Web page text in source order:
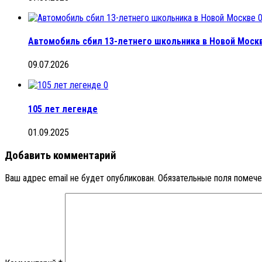
0
Автомобиль сбил 13-летнего школьника в Новой
09.07.2026
0
105 лет легенде
01.09.2025
Добавить комментарий
Ваш адрес email не будет опубликован. Обязательные поля